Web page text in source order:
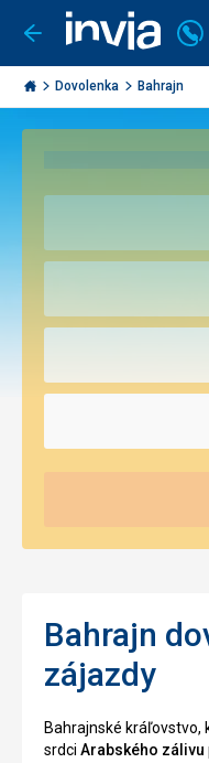
Ísť
späť
Invia.sk
Dovolenka Bahrajn
Bahrajn
zájazdy
Bahrajnské kráľovstvo,
srdci Arabského zálivu